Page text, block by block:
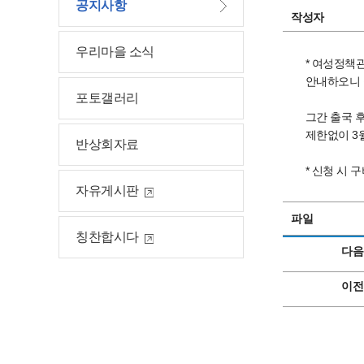
공지사항
우리마을 소식
포토갤러리
반상회자료
자유게시판
칭찬합시다
작성자
* 여성정책
안내하오니
그간 출국
제한없이 3
* 신청 시
파일
다
이